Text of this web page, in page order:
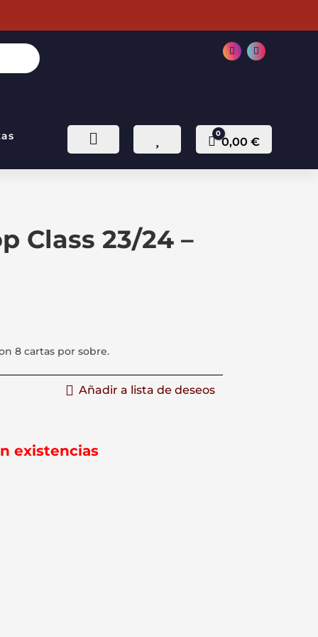
 Carro
0
0,00 €
Class 23/24 –
8 cartas por sobre.
Añadir a lista de deseos
existencias